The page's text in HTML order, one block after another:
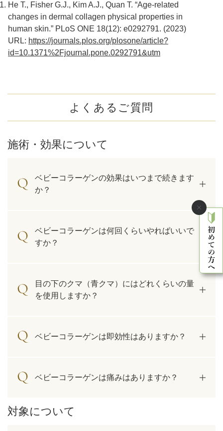
He T., Fisher G.J., Kim A.J., Quan T. “Age-related
changes in dermal collagen physical properties in
human skin.” PLoS ONE 18(12): e0292791. (2023)
URL: https://journals.plos.org/plosone/article?
id=10.1371%2Fjournal.pone.0292791&utm
よくあるご質問
施術・効果について
ベビーコラーゲンの効果はいつまで続きます
か？
ベビーコラーゲンは何回くらいやればいいで
すか？
目の下のクマ（青クマ）にはどれくらいの量
を使用しますか？
ベビーコラーゲンは即効性はありますか？
ベビーコラーゲンは痛みはありますか？
対象について